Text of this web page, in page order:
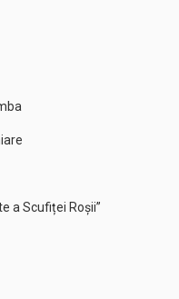
a Scufiței Roșii”